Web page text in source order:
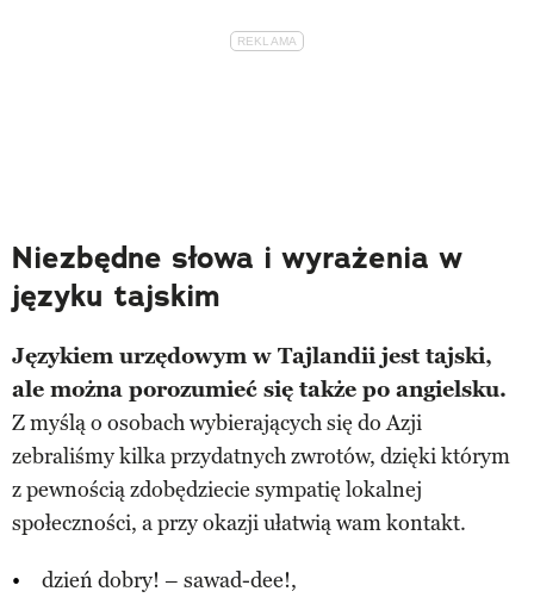
Niezbędne słowa i wyrażenia w
języku tajskim
Językiem urzędowym w Tajlandii jest tajski,
ale można porozumieć się także po angielsku.
Z myślą o osobach wybierających się do Azji
zebraliśmy kilka przydatnych zwrotów, dzięki którym
z pewnością zdobędziecie sympatię lokalnej
społeczności, a przy okazji ułatwią wam kontakt.
dzień dobry! – sawad-dee!,